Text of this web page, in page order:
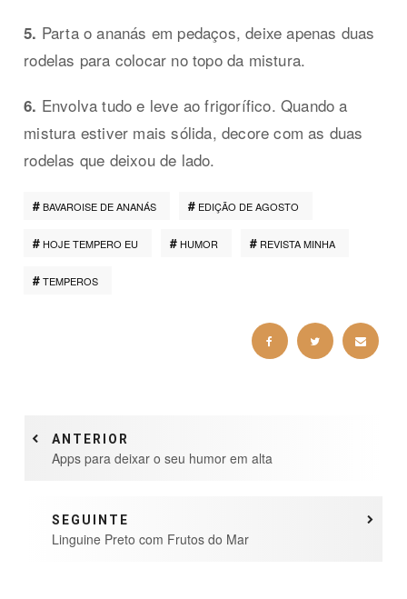
5. Parta o ananás em pedaços, deixe apenas duas
rodelas para colocar no topo da mistura.
6. Envolva tudo e leve ao frigorífico. Quando a
mistura estiver mais sólida, decore com as duas
rodelas que deixou de lado.
BAVAROISE DE ANANÁS EDIÇÃO DE AGOSTO
HOJE TEMPERO EU HUMOR REVISTA MINHA
TEMPEROS
ANTERIOR
Apps para deixar o seu humor em alta
SEGUINTE
Linguine Preto com Frutos do Mar